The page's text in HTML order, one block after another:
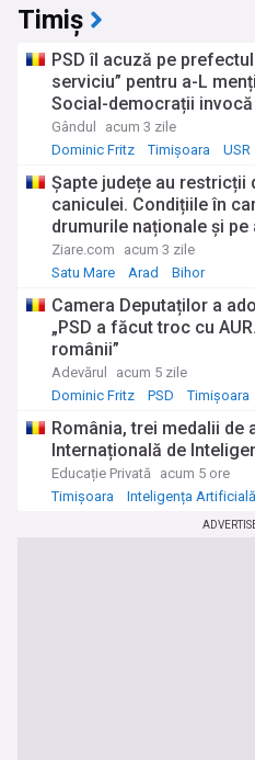
Timiș
PSD îl acuză pe
serviciu” pentru a-L
Social-democrații
Gândul
acum 3 zile
Dominic Fritz
Timișoara USR
Șapte județe au restricții
caniculei. Condițiile în
drumurile naționale și
Ziare.com
acum 3 zile
Satu Mare
Arad Bihor
Camera Deputaților a
„PSD a făcut troc cu
românii”
Adevărul
acum 5 zile
Dominic Fritz
PSD Timișoara
România, trei medalii de
Internațională de
Educație Privată acum 5 ore
Timișoara
Inteligența Artificială